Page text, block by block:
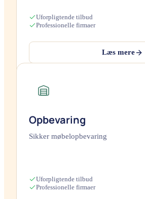
Uforpligtende tilbud
Professionelle firmaer
Læs mere
Opbevaring
Sikker møbelopbevaring
Uforpligtende tilbud
Professionelle firmaer